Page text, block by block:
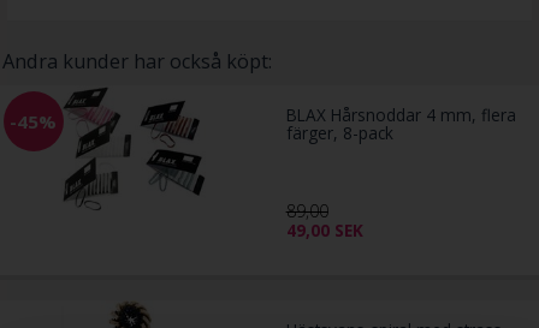
Andra kunder har också köpt:
-45% BLAX Hårsnoddar 4 mm, flera
färger, 8-pack
89,00
49,00 SEK